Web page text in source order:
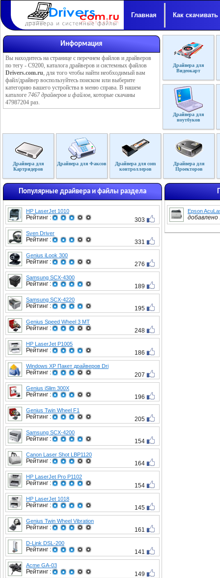
Главная Как скачивать
Информация
Вы находитесь на странице с перечнем файлов и драйверов
по тегу - C9200, каталога драйверов и системных файлов
Drivers.com.ru, для того чтобы найти необходимый вам
файл/драйвер воспользуйтесь поиском или выберите
категорию вашего устройства в меню справа. В нашем
каталоге 7467 драйверов и файлов, которые скачаны
47987204 раз.
Драйвера для
Видеокарт
Драйвера для
ноутбуков
Драйвера для
Картридеров
Драйвера для Факсов
Драйвера для com
контроллеров
Драйвера для
Проекторов
Популярные драйвера и файлы раздела
HP LaserJet 1010
Рейтинг : 303
Sven Driver
Рейтинг : 331
Genius iLook 300
Рейтинг : 276
Samsung SCX-4300
Рейтинг : 189
Samsung SCX-4220
Рейтинг : 195
Genius Speed Wheel 3 MT
Рейтинг : 248
HP LaserJet P1005
Рейтинг : 186
Windows XP Пакет драйверов Dri
Рейтинг : 207
Genius iSlim 300X
Рейтинг : 196
Genius Twin Wheel F1
Рейтинг : 205
Samsung SCX-4200
Рейтинг : 154
Canon Laser Shot LBP1120
Рейтинг : 164
HP LaserJet Pro P1102
Рейтинг : 154
HP LaserJet 1018
Рейтинг : 145
Genius Twin Wheel Vibration
Рейтинг : 161
D-Link DSL-200
Рейтинг : 141
Acme GA-03
Рейтинг : 149
Epson
добавлено